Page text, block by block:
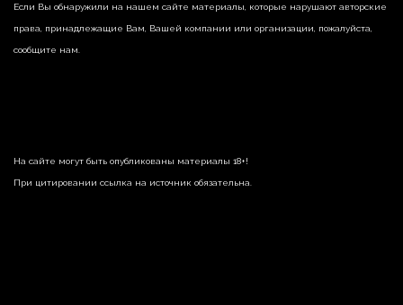
Если Вы обнаружили на нашем сайте материалы, которые нарушают авторские
права, принадлежащие Вам, Вашей компании или организации, пожалуйста,
сообщите нам.
На сайте могут быть опубликованы материалы 18+!
При цитировании ссылка на источник обязательна.